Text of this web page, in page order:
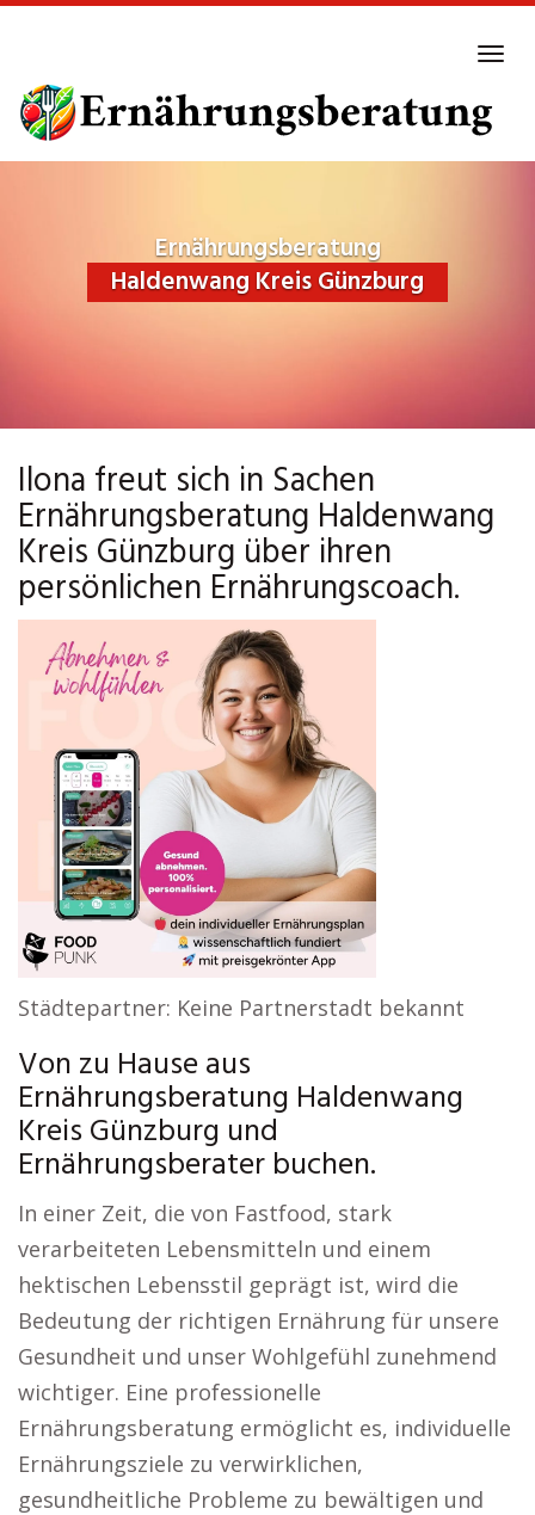
main
content
Ernährungsberatung
Haldenwang Kreis Günzburg
Ilona freut sich in Sachen
Ernährungsberatung Haldenwang
Kreis Günzburg über ihren
persönlichen Ernährungscoach.
Städtepartner: Keine Partnerstadt bekannt
Von zu Hause aus
Ernährungsberatung Haldenwang
Kreis Günzburg und
Ernährungsberater buchen.
In einer Zeit, die von Fastfood, stark
verarbeiteten Lebensmitteln und einem
hektischen Lebensstil geprägt ist, wird die
Bedeutung der richtigen Ernährung für unsere
Gesundheit und unser Wohlgefühl zunehmend
wichtiger. Eine professionelle
Ernährungsberatung ermöglicht es, individuelle
Ernährungsziele zu verwirklichen,
gesundheitliche Probleme zu bewältigen und